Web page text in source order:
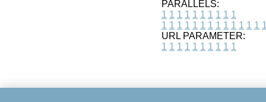
PARALLELS:
1 1 1 1 1 1 1 1 1 1
1 1 1 1 1 1 1 1 1 1 1 1 1 1
URL PARAMETER:
1 1 1 1 1 1 1 1 1 1